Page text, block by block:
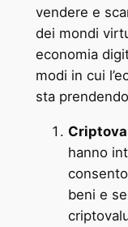
vendere e
dei mondi
economia
modi in cui
sta
hanno
beni e